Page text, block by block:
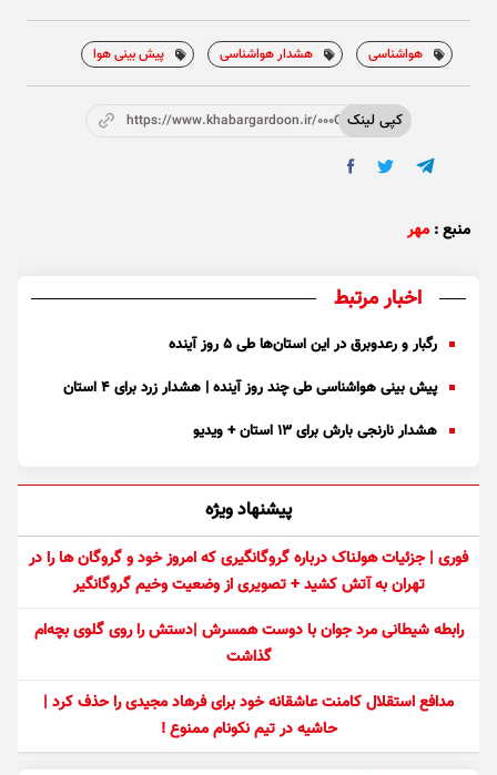
هواشناسی هشدار هواشناسی پیش بینی هوا
کپی لینکhttps://www.khabargardoon.ir/000Otr
منبع : مهر
اخبار مرتبط
رگبار و رعدوبرق در این استان‌ها طی ۵ روز آینده
پیش بینی هواشناسی طی چند روز آینده | هشدار زرد برای ۴ استان
هشدار نارنجی بارش برای ۱۳ استان + ویدیو
پیشنهاد ویژه
فوری | جزئیات هولناک درباره گروگانگیری که امروز خود و گروگان ها را در
تهران به آتش کشید + تصویری از وضعیت وخیم گروگانگیر
رابطه شیطانی مرد جوان با دوست همسرش |دستش را روی گلوی بچه‌ام
گذاشت
مدافع استقلال کامنت عاشقانه خود برای فرهاد مجیدی را حذف کرد |
حاشیه در تیم نکونام ممنوع !